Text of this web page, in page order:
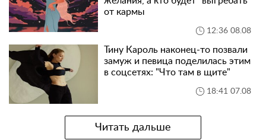
от кармы
12:36 08.08
Тину Кароль наконец-то позвали
замуж и певица поделилась этим
в соцсетях: "Что там в щите"
18:41 07.08
Читать дальше